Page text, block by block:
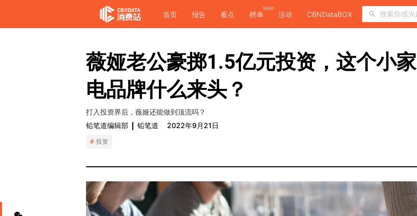
首页 报告 看点 榜单
NEW
活动 CBNDataBOX
薇娅老公豪掷1.5亿元投资，这个小家
电品牌什么来头？
打入投资界后，薇娅还能做到顶流吗？
铅笔道编辑部
铅笔道 2022年9月21日
投资